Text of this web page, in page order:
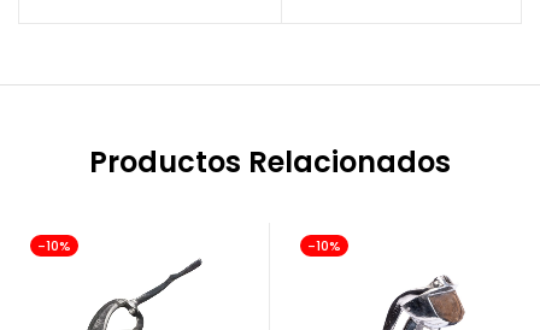
Productos Relacionados
-10% -10%